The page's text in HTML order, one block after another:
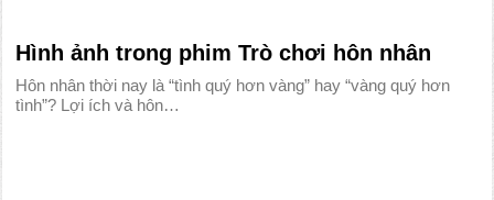
Hình ảnh trong phim Trò chơi hôn nhân
Hôn nhân thời nay là “tình quý hơn vàng” hay “vàng quý hơn
tình”? Lợi ích và hôn…